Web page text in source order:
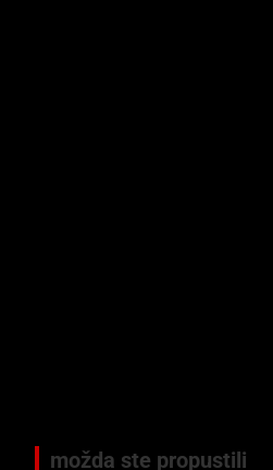
možda ste propustili